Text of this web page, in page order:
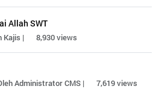
Allah SWT
Kajis | 8,930 views
Administrator CMS | 7,619 views